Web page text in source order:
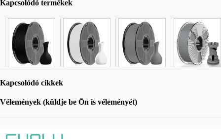
Kapcsolódó termékek
Kapcsolódó cikkek
Vélemények (küldje be Ön is véleményét)